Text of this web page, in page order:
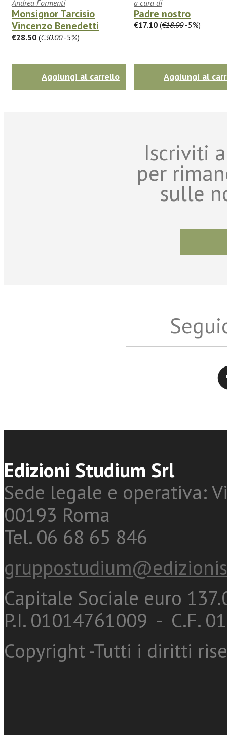
Andrea Formenti
Monsignor Tarcisio
Vincenzo Benedetti
€28.50 (€30.00-5%)
Aggiungi al carrello
a cura di
Padre nostro
€17.10 (€18.00-5%)
Aggiungi al
Iscriviti
per
sulle
Edizioni Studium Srl
Sede legale e operativa:
00193 Roma
Tel. 06 68 65 846
Capitale Sociale euro
P.I. 01014761009 - C.F.
Copyright -Tutti i diritti